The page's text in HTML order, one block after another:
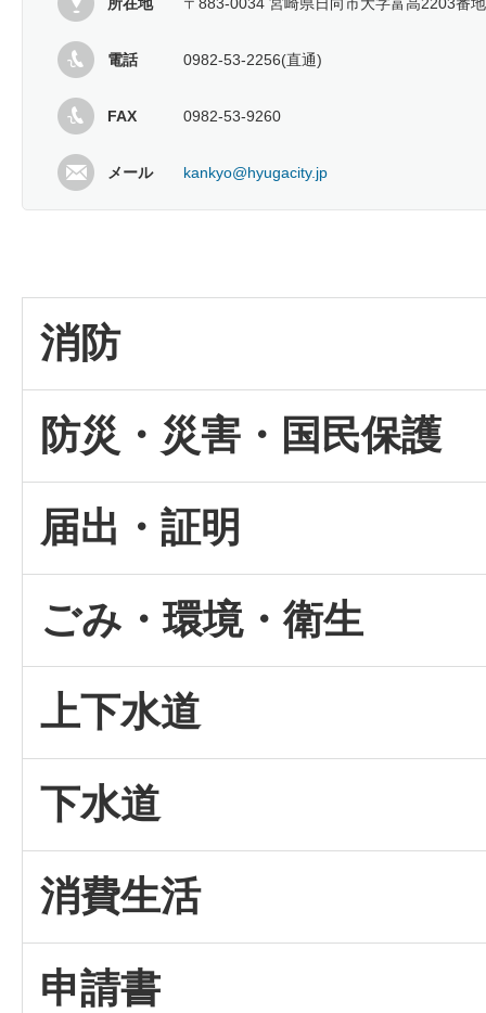
所在地 〒883-0034 宮崎県日向市大字富高2203番
電話 0982-53-2256(直通)
FAX 0982-53-9260
メール kankyo@hyugacity.jp
消防
防災・災害・国民保護
届出・証明
ごみ・環境・衛生
上下水道
下水道
消費生活
申請書